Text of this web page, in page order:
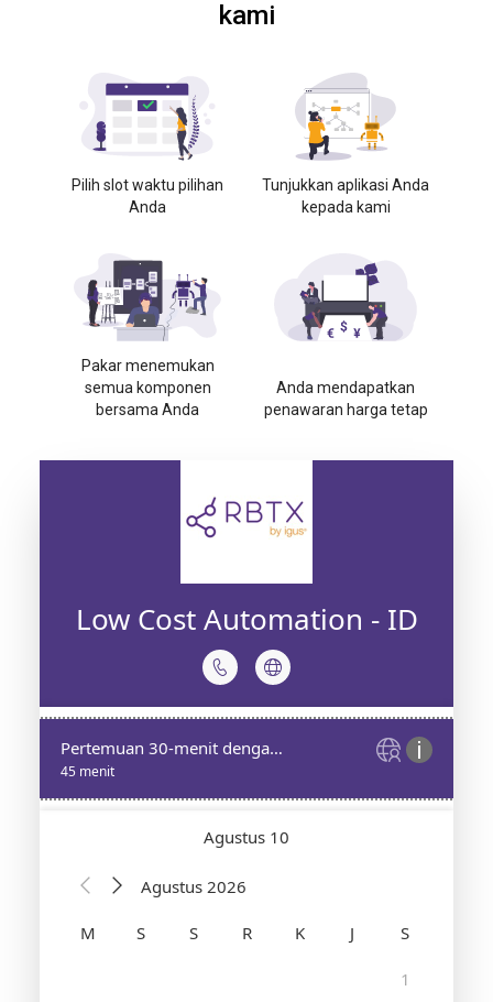
kami
Pilih slot waktu pilihan
Anda
Tunjukkan aplikasi Anda
kepada kami
Pakar menemukan
semua komponen
bersama Anda
Anda mendapatkan
penawaran harga tetap